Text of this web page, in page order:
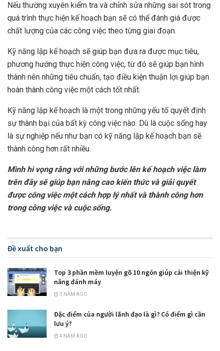
Nếu thường xuyên kiểm tra và chỉnh sửa những sai sót trong
quá trình thực hiện kế hoạch bạn sẽ có thể đánh giá được
chất lượng của các công việc theo từng giai đoạn.
Kỹ năng lập kế hoạch sẽ giúp bạn đưa ra được mục tiêu,
phương hướng thực hiện công việc, từ đó sẽ giúp bạn hình
thành nên những tiêu chuẩn, tạo điều kiện thuận lợi giúp bạn
hoàn thành công việc một cách tốt nhất.
Kỹ năng lập kế hoạch là một trong những yếu tố quyết định
sự thành bại của bất kỳ công việc nào. Dù là cuộc sống hay
là sự nghiệp nếu như bạn có kỹ năng lập kế hoạch bạn sẽ
thành công hơn rất nhiều.
Mình hi vọng rằng với những bước lên kế hoạch việc làm
trên đây sẽ giúp bạn nâng cao kiến thức và giải quyết
được công việc một cách hợp lý nhất và thành công hơn
trong công việc và cuộc sống.
Đề xuất cho bạn
Top 3 phần mềm luyện gõ 10 ngón giúp cải thiện kỹ
năng đánh máy
3 NĂM AGO
Đặc điểm của người lãnh đạo là gì? Có điểm gì cần
lưu ý?
4 NĂM AGO